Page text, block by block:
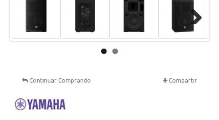
Next
Continuar Comprando Compartir